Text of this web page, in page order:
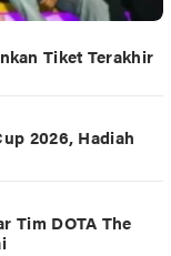
Tiket Terakhir
2026, Hadiah
Tim DOTA The